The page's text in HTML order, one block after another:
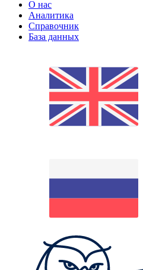
О нас
Аналитика
Справочник
База данных